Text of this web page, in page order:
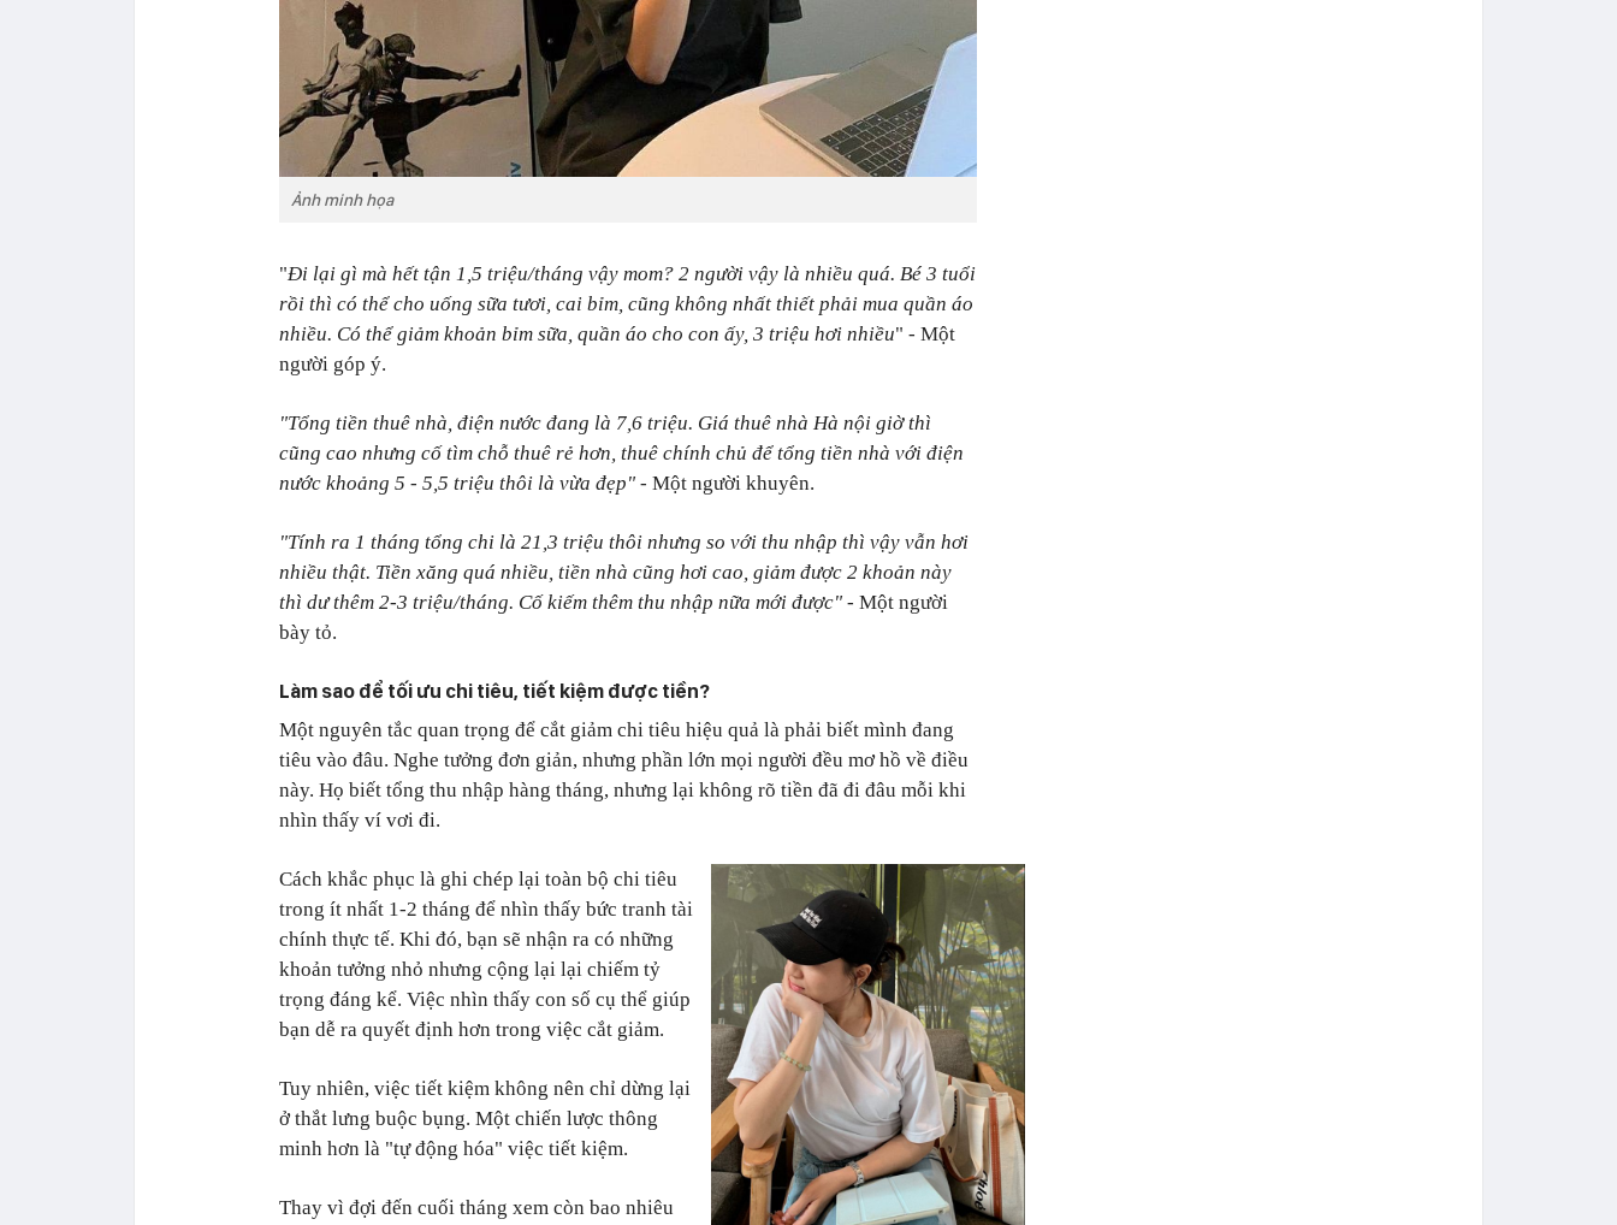
Ảnh minh họa
"Đi lại gì mà hết tận 1,5 triệu/tháng vậy mom? 2 người vậy là nhiều quá. Bé 3 tuổi
rồi thì có thể cho uống sữa tươi, cai bỉm, cũng không nhất thiết phải mua quần áo
nhiều. Có thể giảm khoản bỉm sữa, quần áo cho con ấy, 3 triệu hơi nhiều" - Một
người góp ý.
"Tổng tiền thuê nhà, điện nước đang là 7,6 triệu. Giá thuê nhà Hà nội giờ thì
cũng cao nhưng cố tìm chỗ thuê rẻ hơn, thuê chính chủ để tổng tiền nhà với điện
nước khoảng 5 - 5,5 triệu thôi là vừa đẹp" - Một người khuyên.
"Tính ra 1 tháng tổng chi là 21,3 triệu thôi nhưng so với thu nhập thì vậy vẫn hơi
nhiều thật. Tiền xăng quá nhiều, tiền nhà cũng hơi cao, giảm được 2 khoản này
thì dư thêm 2-3 triệu/tháng. Cố kiếm thêm thu nhập nữa mới được" - Một người
bày tỏ.
Làm sao để tối ưu chi tiêu, tiết kiệm được tiền?
Một nguyên tắc quan trọng để cắt giảm chi tiêu hiệu quả là phải biết mình đang
tiêu vào đâu. Nghe tưởng đơn giản, nhưng phần lớn mọi người đều mơ hồ về điều
này. Họ biết tổng thu nhập hàng tháng, nhưng lại không rõ tiền đã đi đâu mỗi khi
nhìn thấy ví vơi đi.
Cách khắc phục là ghi chép lại toàn bộ chi tiêu
trong ít nhất 1-2 tháng để nhìn thấy bức tranh tài
chính thực tế. Khi đó, bạn sẽ nhận ra có những
khoản tưởng nhỏ nhưng cộng lại lại chiếm tỷ
trọng đáng kể. Việc nhìn thấy con số cụ thể giúp
bạn dễ ra quyết định hơn trong việc cắt giảm.
Tuy nhiên, việc tiết kiệm không nên chỉ dừng lại
ở thắt lưng buộc bụng. Một chiến lược thông
minh hơn là "tự động hóa" việc tiết kiệm.
Thay vì đợi đến cuối tháng xem còn bao nhiêu